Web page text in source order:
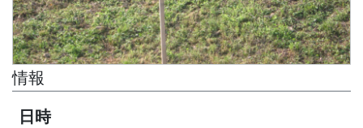
情報
日時